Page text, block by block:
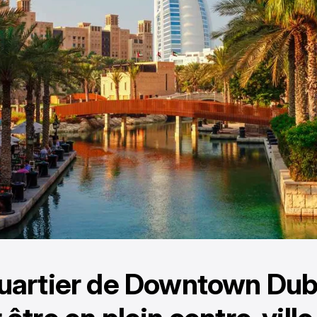
de Downtown